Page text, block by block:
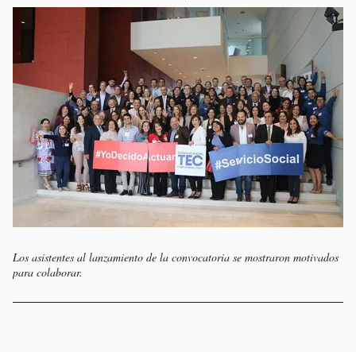
Los asistentes al lanzamiento de la convocatoria se mostraron motivados
para colaborar.